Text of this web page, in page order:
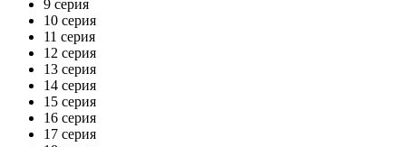
9 серия
10 серия
11 серия
12 серия
13 серия
14 серия
15 серия
16 серия
17 серия